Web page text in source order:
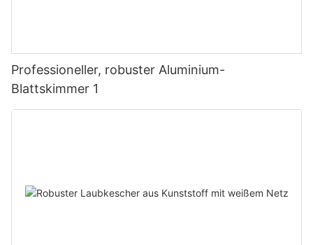
Professioneller, robuster Aluminium-
Blattskimmer 1